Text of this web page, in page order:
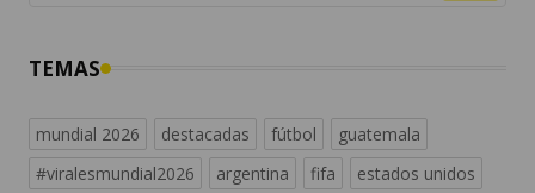
TEMAS
mundial 2026 destacadas fútbol
guatemala
#viralesmundial2026
argentina fifa
estados unidos